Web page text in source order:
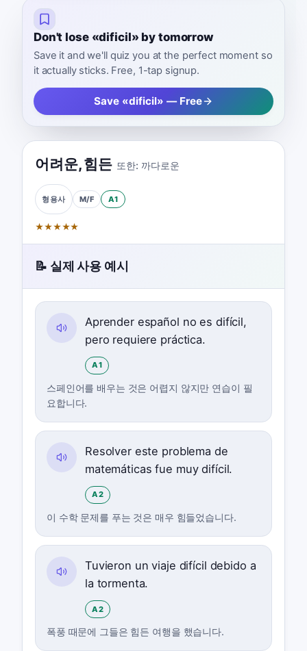
Don't lose «dificil» by tomorrow
Save it and we'll quiz you at the perfect moment so
it actually sticks. Free, 1-tap signup.
Save «dificil» — Free
어려운,힘든 또한: 까다로운
형용사 M/F A1
★★★★★
📝 실제 사용 예시
Aprender español no es difícil,
pero requiere práctica.
A1
스페인어를 배우는 것은 어렵지 않지만 연습이 필
요합니다.
Resolver este problema de
matemáticas fue muy difícil.
A2
이 수학 문제를 푸는 것은 매우 힘들었습니다.
Tuvieron un viaje difícil debido a
la tormenta.
A2
폭풍 때문에 그들은 힘든 여행을 했습니다.